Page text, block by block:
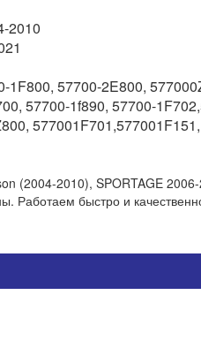
2010
1F800, 57700-2E800,
57700-1f890, 57700-1F702,
(2004-2010), SPORTAGE
Работаем быстро и